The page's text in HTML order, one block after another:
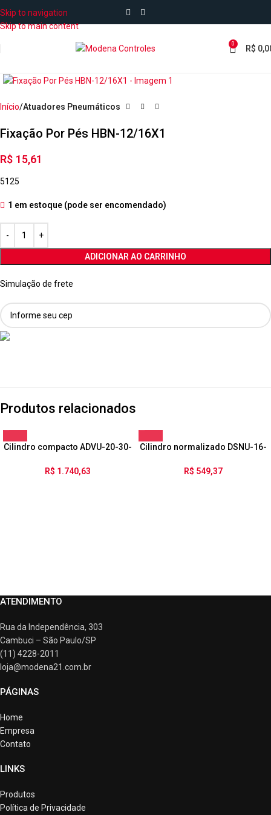
Skip to navigation
Skip to main content
0 R$
Início Atuadores Pneumáticos
Fixação Por Pés HBN-12/16X1
R$ 15,61
5125
1 em estoque (pode ser encomendado)
ADICIONAR AO CARRINHO
Simulação de frete
Produtos relacionados
Cilindro compacto ADVU-20-30-
R$ 1.740,63
Cilindro normalizado DSNU-16-
R$ 549,37
ATENDIMENTO
Rua da Independência, 303
Cambuci – São Paulo/SP
(11) 4228-2011
loja@modena21.com.br
PÁGINAS
Home
Empresa
Contato
LINKS
Produtos
Política de Privacidade